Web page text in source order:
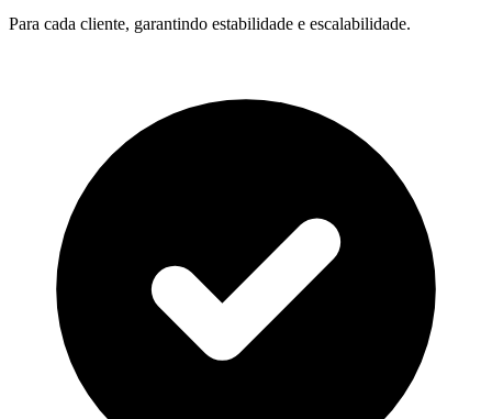
Para cada cliente, garantindo estabilidade e escalabilidade.